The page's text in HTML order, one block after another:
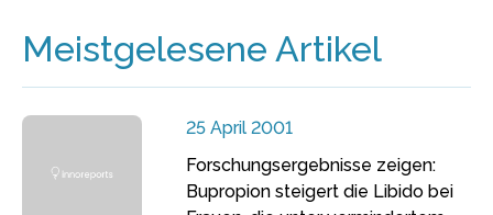
Meistgelesene Artikel
25 April 2001
Forschungsergebnisse zeigen:
Bupropion steigert die Libido bei